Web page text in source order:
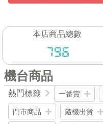
本店商品總數
797
機台商品
熱門標籤 一番賞
門市商品 隨機出貨